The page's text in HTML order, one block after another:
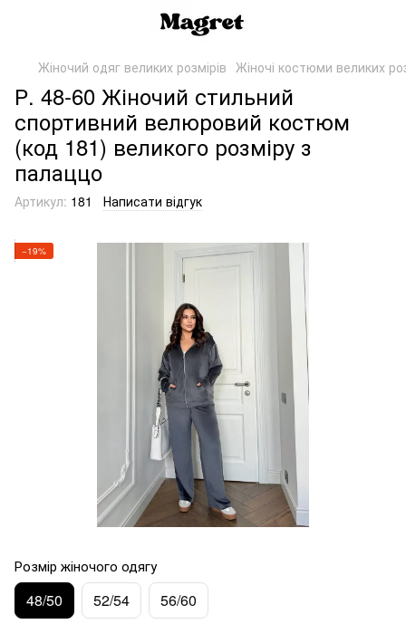
Жіночий одяг великих розмірів Жіночі костюми великих
Р. 48-60 Жіночий стильний
спортивний велюровий костюм
(код 181) великого розміру з
палаццо
Артикул: 181 Написати відгук
−19%
Розмір жіночого одягу
48/50 52/54 56/60